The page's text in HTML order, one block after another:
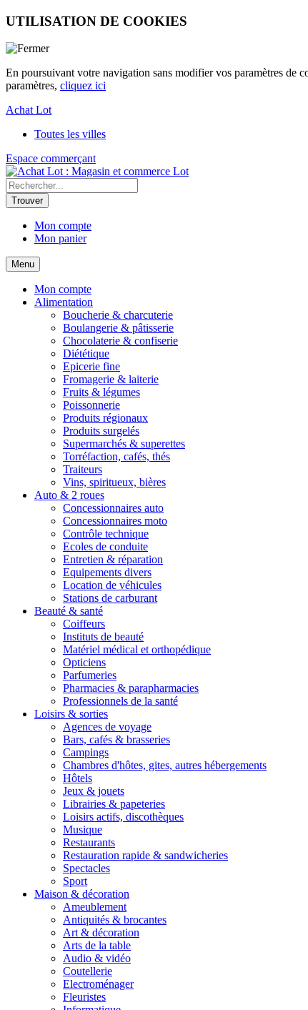
UTILISATION DE COOKIES
En poursuivant votre navigation sans modifier vos paramètres de
paramètres, cliquez ici
Achat Lot
Toutes les villes
Espace commerçant
Lot
Mon compte
Mon panier
Menu
Mon compte
Alimentation
Boucherie & charcuterie
Boulangerie & pâtisserie
Chocolaterie & confiserie
Diététique
Epicerie fine
Fromagerie & laiterie
Fruits & légumes
Poissonnerie
Produits régionaux
Produits surgelés
Supermarchés & superettes
Torréfaction, cafés, thés
Traiteurs
Vins, spiritueux, bières
Auto & 2 roues
Concessionnaires auto
Concessionnaires moto
Contrôle technique
Ecoles de conduite
Entretien & réparation
Equipements divers
Location de véhicules
Stations de carburant
Beauté & santé
Coiffeurs
Instituts de beauté
Matériel médical et orthopédique
Opticiens
Parfumeries
Pharmacies & parapharmacies
Professionnels de la santé
Loisirs & sorties
Agences de voyage
Bars, cafés & brasseries
Campings
Chambres d'hôtes, gites, autres hébergements
Hôtels
Jeux & jouets
Librairies & papeteries
Loisirs actifs, discothèques
Musique
Restaurants
Restauration rapide & sandwicheries
Spectacles
Sport
Maison & décoration
Ameublement
Antiquités & brocantes
Art & décoration
Arts de la table
Audio & vidéo
Coutellerie
Electroménager
Fleuristes